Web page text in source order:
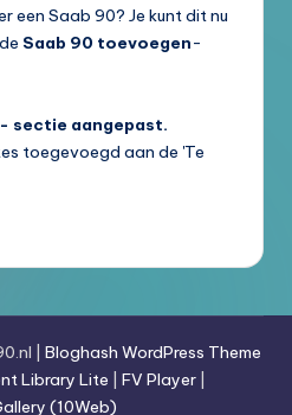
een Saab 90? Je kunt dit nu
Saab 90 toevoegen-
sectie aangepast.
toegevoegd aan de 'Te
| Bloghash WordPress Theme
Library Lite FV Player|
(10Web)